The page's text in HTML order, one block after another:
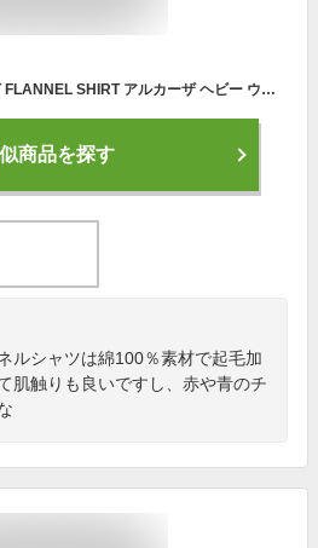
ALCARZA HEAVY WEIGHT FLANNEL SHIRT アルカーザ ヘビー ウエイト フランネル シャツ
商品を探す
ルシャツは綿100％素材で起毛加
肌触りも良いですし、赤や青のチ